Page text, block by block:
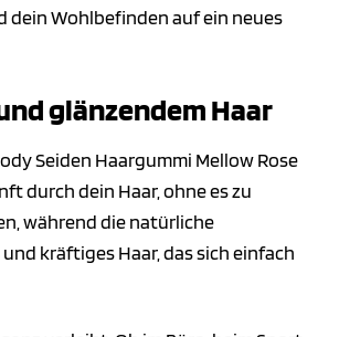
dein Wohlbefinden auf ein neues
glänzendem Haar
Seiden Haargummi Mellow Rose
durch dein Haar, ohne es zu
während die natürliche
kräftiges Haar, das sich einfach